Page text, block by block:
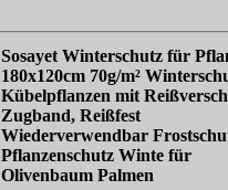
Sosayet Winterschutz für
180x120cm 70g/m²
Kübelpflanzen mit
Zugband, Reißfest
Wiederverwendbar
Pflanzenschutz Winte für
Olivenbaum Palmen